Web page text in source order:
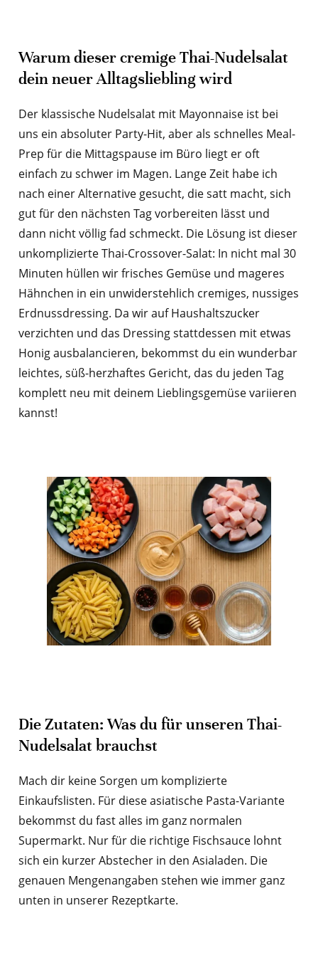
Warum dieser cremige Thai-Nudelsalat
dein neuer Alltagsliebling wird
Der klassische Nudelsalat mit Mayonnaise ist bei
uns ein absoluter Party-Hit, aber als schnelles Meal-
Prep für die Mittagspause im Büro liegt er oft
einfach zu schwer im Magen. Lange Zeit habe ich
nach einer Alternative gesucht, die satt macht, sich
gut für den nächsten Tag vorbereiten lässt und
dann nicht völlig fad schmeckt. Die Lösung ist dieser
unkomplizierte Thai-Crossover-Salat: In nicht mal 30
Minuten hüllen wir frisches Gemüse und mageres
Hähnchen in ein unwiderstehlich cremiges, nussiges
Erdnussdressing. Da wir auf Haushaltszucker
verzichten und das Dressing stattdessen mit etwas
Honig ausbalancieren, bekommst du ein wunderbar
leichtes, süß-herzhaftes Gericht, das du jeden Tag
komplett neu mit deinem Lieblingsgemüse variieren
kannst!
Die Zutaten: Was du für unseren Thai-
Nudelsalat brauchst
Mach dir keine Sorgen um komplizierte
Einkaufslisten. Für diese asiatische Pasta-Variante
bekommst du fast alles im ganz normalen
Supermarkt. Nur für die richtige Fischsauce lohnt
sich ein kurzer Abstecher in den Asialaden. Die
genauen Mengenangaben stehen wie immer ganz
unten in unserer Rezeptkarte.